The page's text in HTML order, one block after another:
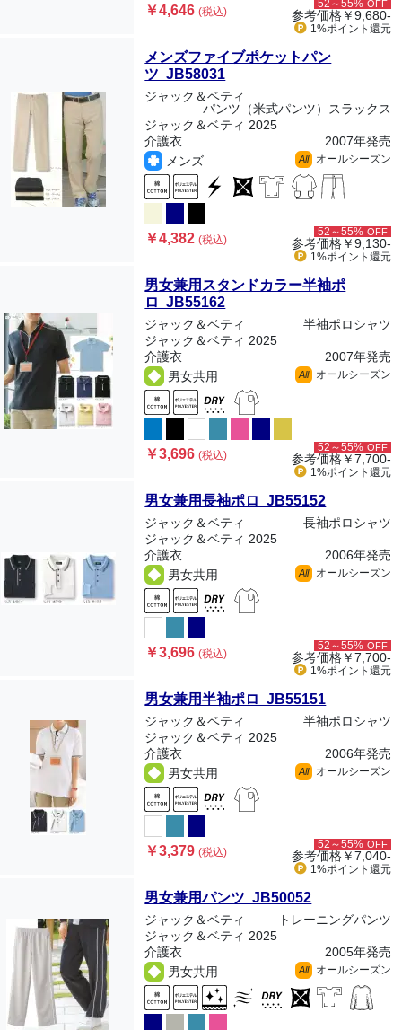
￥4,646(税込)
52～55% OFF
参考価格￥9,680-
1%ポイント 還元
メンズファイブポケットパン
ツ JB58031
ジャック＆ベティ
パンツ（米式パンツ）スラックス
ジャック＆ベティ 2025
介護衣
2007年発売
メンズ
All オールシーズン
￥4,382(税込)
52～55% OFF
参考価格￥9,130-
1%ポイント 還元
男女兼用スタンドカラー半袖ポ
ロ JB55162
ジャック＆ベティ
半袖ポロシャツ
ジャック＆ベティ 2025
介護衣
2007年発売
男女共用
All オールシーズン
￥3,696(税込)
52～55% OFF
参考価格￥7,700-
1%ポイント 還元
男女兼用長袖ポロ JB55152
ジャック＆ベティ
長袖ポロシャツ
ジャック＆ベティ 2025
介護衣
2006年発売
男女共用
All オールシーズン
￥3,696(税込)
52～55% OFF
参考価格￥7,700-
1%ポイント 還元
男女兼用半袖ポロ JB55151
ジャック＆ベティ
半袖ポロシャツ
ジャック＆ベティ 2025
介護衣
2006年発売
男女共用
All オールシーズン
￥3,379(税込)
52～55% OFF
参考価格￥7,040-
1%ポイント 還元
男女兼用パンツ JB50052
ジャック＆ベティ
トレーニングパンツ
ジャック＆ベティ 2025
介護衣
2005年発売
男女共用
All オールシーズン